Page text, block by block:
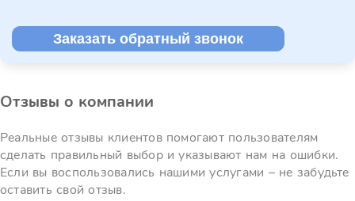
Заказать обратный звонок
Отзывы о компании
Реальные отзывы клиентов помогают пользователям
сделать правильный выбор и указывают нам на ошибки.
Если вы воспользовались нашими услугами – не забудьте
оставить свой отзыв.